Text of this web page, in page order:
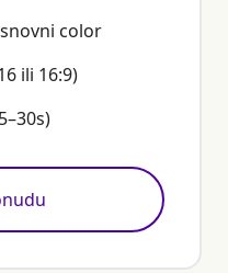
color
ili 16:9)